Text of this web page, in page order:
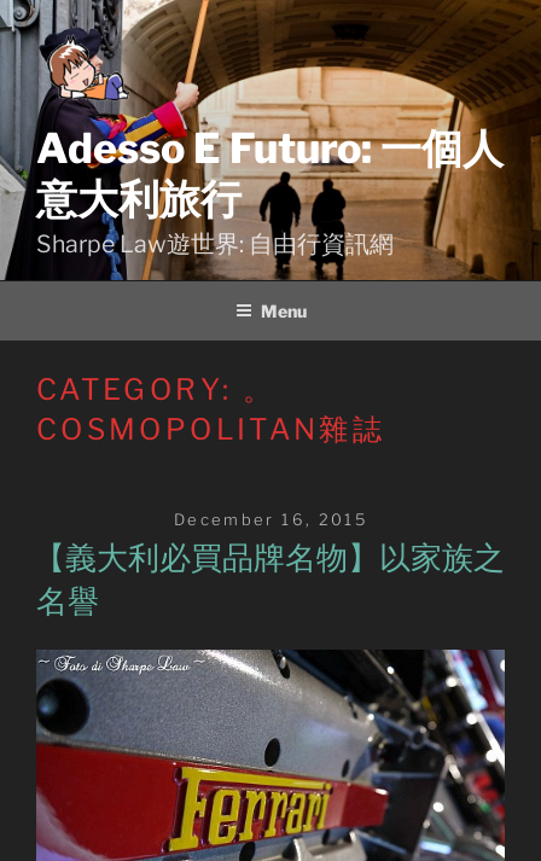
Skip
to
content
Adesso E Futuro: 一個人
意大利旅行
Sharpe Law遊世界: 自由行資訊網
Menu
CATEGORY: 。
COSMOPOLITAN雜誌
Posted
on
December 16, 2015
【義大利必買品牌名物】以家族之
名譽